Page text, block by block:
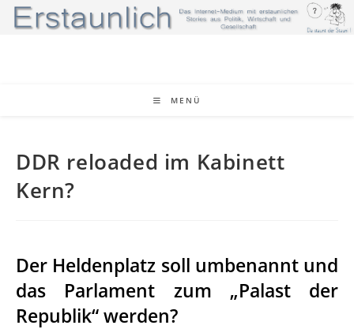
Zum
Inhalt
MENÜ
DDR reloaded im Kabinett
Kern?
Der Heldenplatz soll umbenannt und
das Parlament zum „Palast der
Republik“ werden?